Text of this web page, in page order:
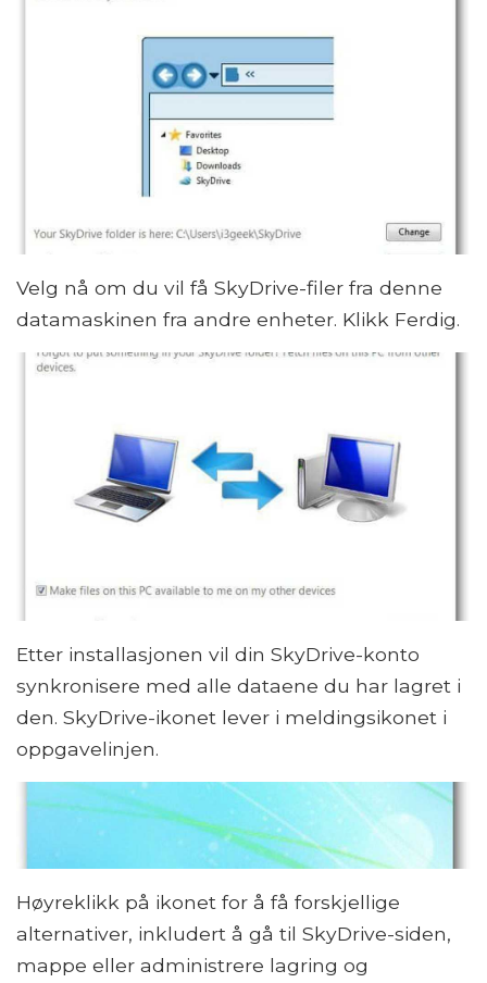
Velg nå om du vil få SkyDrive-filer fra denne
datamaskinen fra andre enheter. Klikk Ferdig.
Etter installasjonen vil din SkyDrive-konto
synkronisere med alle dataene du har lagret i
den. SkyDrive-ikonet lever i meldingsikonet i
oppgavelinjen.
Høyreklikk på ikonet for å få forskjellige
alternativer, inkludert å gå til SkyDrive-siden,
mappe eller administrere lagring og